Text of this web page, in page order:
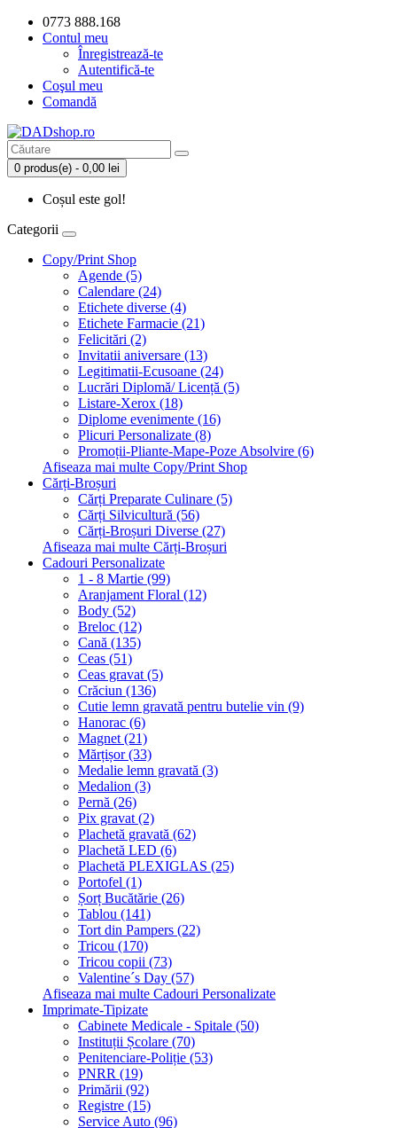
0773 888.168
Contul meu
Înregistrează-te
Autentifică-te
Coşul meu
Comandă
0 produs(e) - 0,00 lei
Coșul este gol!
Categorii
Copy/Print Shop
Agende (5)
Calendare (24)
Etichete diverse (4)
Etichete Farmacie (21)
Felicitări (2)
Invitatii aniversare (13)
Legitimatii-Ecusoane (24)
Lucrări Diplomă/ Licență (5)
Listare-Xerox (18)
Diplome evenimente (16)
Plicuri Personalizate (8)
Promoții-Pliante-Mape-Poze Absolvire (6)
Afiseaza mai multe Copy/Print Shop
Cărți-Broșuri
Cărți Preparate Culinare (5)
Cărți Silvicultură (56)
Cărți-Broșuri Diverse (27)
Afiseaza mai multe Cărți-Broșuri
Cadouri Personalizate
1 - 8 Martie (99)
Aranjament Floral (12)
Body (52)
Breloc (12)
Cană (135)
Ceas (51)
Ceas gravat (5)
Crăciun (136)
Cutie lemn gravată pentru butelie vin (9)
Hanorac (6)
Magnet (21)
Mărțișor (33)
Medalie lemn gravată (3)
Medalion (3)
Pernă (26)
Pix gravat (2)
Plachetă gravată (62)
Plachetă LED (6)
Plachetă PLEXIGLAS (25)
Portofel (1)
Șorț Bucătărie (26)
Tablou (141)
Tort din Pampers (22)
Tricou (170)
Tricou copii (73)
Valentine´s Day (57)
Afiseaza mai multe Cadouri Personalizate
Imprimate-Tipizate
Cabinete Medicale - Spitale (50)
Instituții Școlare (70)
Penitenciare-Poliție (53)
PNRR (19)
Primării (92)
Registre (15)
Service Auto (96)